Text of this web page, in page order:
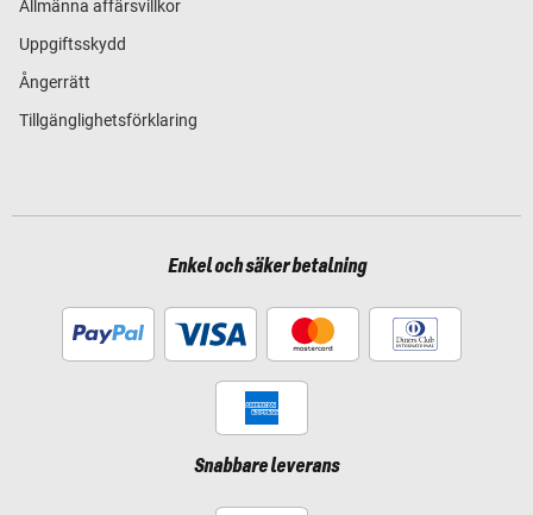
Allmänna affärsvillkor
Uppgiftsskydd
Ångerrätt
Tillgänglighetsförklaring
Enkel och säker betalning
Snabbare leverans